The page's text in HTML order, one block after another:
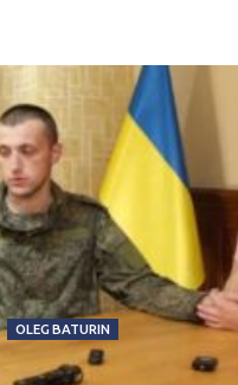
OLEG BATURIN